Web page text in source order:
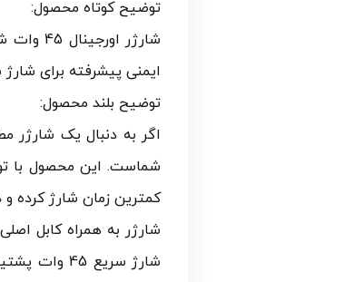
توضیح کوتاه محصول:
ایمنی پیشرفته برای
توضیح بلند محصول:
کمترین زمان شارژ کرده
شارژ سریع